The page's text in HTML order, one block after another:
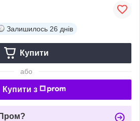
Залишилось 26 днів
Купити
або
Купити з